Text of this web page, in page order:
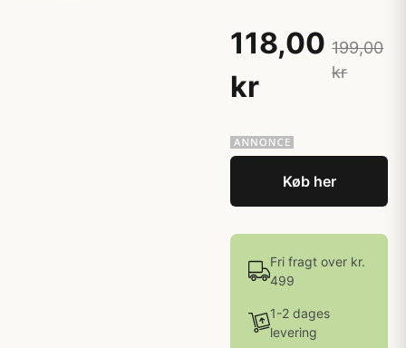
118,00
kr
199,00
kr
Køb her
Fri fragt over kr.
499
1-2 dages
levering